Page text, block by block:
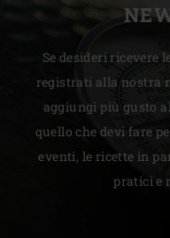
Se desideri ricevere
registrati alla nostra
aggiungi più gusto
quello che devi fare
eventi, le ricette in
pratici e